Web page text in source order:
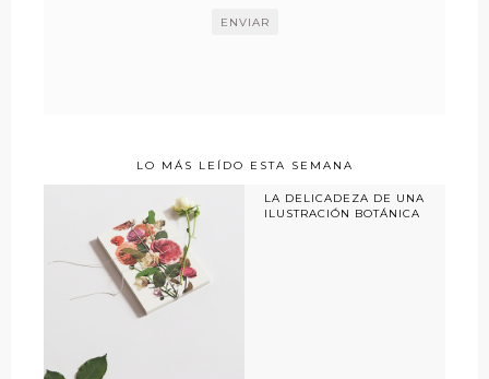
LO MÁS LEÍDO ESTA SEMANA
LA DELICADEZA DE UNA
ILUSTRACIÓN BOTÁNICA